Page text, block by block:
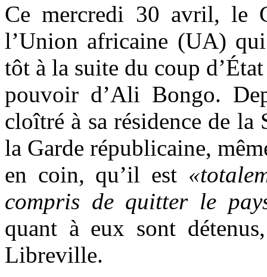
Ce mercredi 30 avril, le
l’Union africaine (UA)
tôt à la suite du coup
pouvoir d’Ali Bongo.
cloîtré à sa résidence de
la Garde républicaine,
en coin, qu’il est
compris de quitter le
quant à eux sont
Libreville.